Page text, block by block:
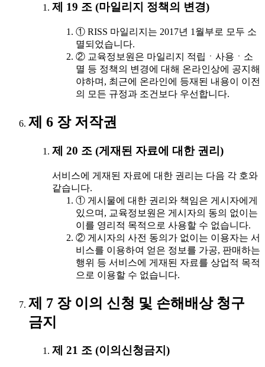
제 19 조 (마일리지 정책의 변경)
① RISS 마일리지는 2017년 1월부로 모두 소
멸되었습니다.
② 교육정보원은 마일리지 적립ㆍ사용ㆍ소
멸 등 정책의 변경에 대해 온라인상에 공지해
야하며, 최근에 온라인에 등재된 내용이 이전
의 모든 규정과 조건보다 우선합니다.
제 6 장 저작권
제 20 조 (게재된 자료에 대한 권리)
서비스에 게재된 자료에 대한 권리는 다음 각 호와
같습니다.
① 게시물에 대한 권리와 책임은 게시자에게
있으며, 교육정보원은 게시자의 동의 없이는
이를 영리적 목적으로 사용할 수 없습니다.
② 게시자의 사전 동의가 없이는 이용자는 서
비스를 이용하여 얻은 정보를 가공, 판매하는
행위 등 서비스에 게재된 자료를 상업적 목적
으로 이용할 수 없습니다.
제 7 장 이의 신청 및 손해배상 청구
금지
제 21 조 (이의신청금지)